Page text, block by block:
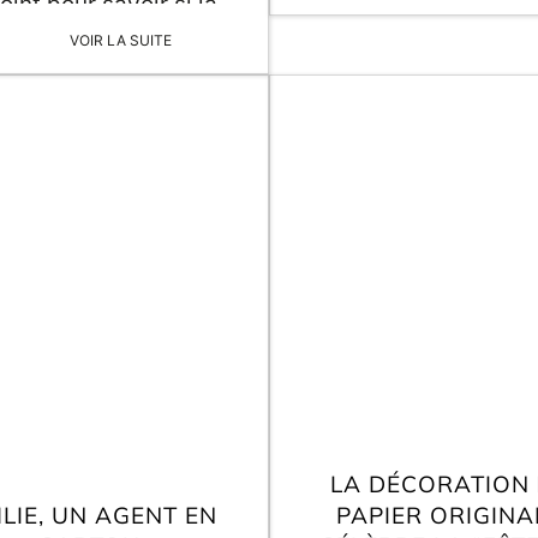
originale à faire
même était devenue
tendance.
VOIR LA SUITE
original pour Noël
UN AGENT EN
LA DÉCORATION
PAPIER